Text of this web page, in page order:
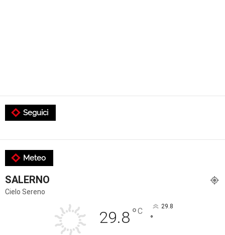
Seguici
Meteo
SALERNO
Cielo Sereno
29.8°C 29.8
°